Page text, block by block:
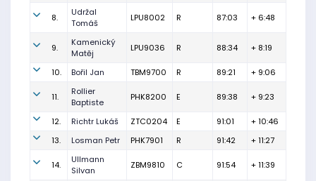
8.
Udržal
Tomáš
LPU8002 R 87:03 + 6:48
9.
Kamenický
Matěj
LPU9036 R 88:34 + 8:19
10. Bořil Jan TBM9700 R 89:21 + 9:06
11.
Rollier
Baptiste
PHK8200 E 89:38 + 9:23
12. Richtr Lukáš ZTC0204 E 91:01
+ 10:46
13.
Losman Petr PHK7901 R 91:42 + 11:27
14.
Ullmann
Silvan
ZBM9810 C 91:54 + 11:39